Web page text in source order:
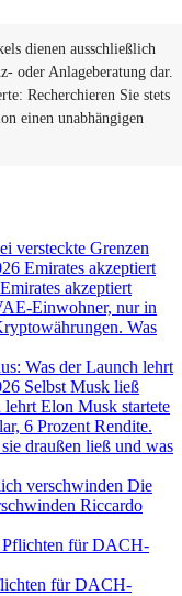
dienen ausschließlich
oder Anlageberatung dar.
Recherchieren Sie stets
einen unabhängigen
Emirates akzeptiert
Emirates akzeptiert
Einwohner, nur in
Was
Selbst Musk ließ
lehrt Elon Musk startete
6 Prozent Rendite.
draußen ließ und was
Die
Riccardo
für DACH-